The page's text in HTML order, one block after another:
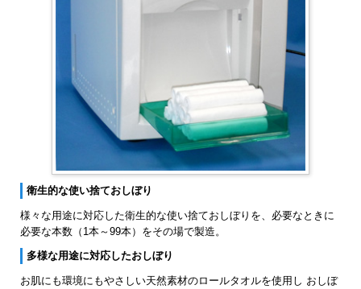
衛生的な使い捨ておしぼり
様々な用途に対応した衛生的な使い捨ておしぼりを、必要なときに
必要な本数（1本～99本）をその場で製造。
多様な用途に対応したおしぼり
お肌にも環境にもやさしい天然素材のロールタオルを使用し おしぼ